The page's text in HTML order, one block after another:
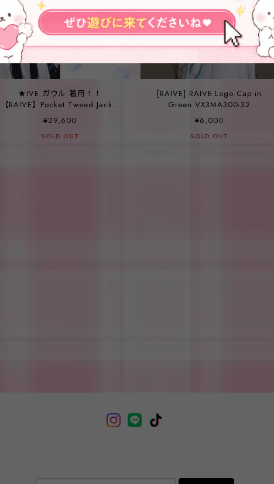
★IVE ガウル 着用！！
【RAIVE】Pocket Tweed Jacket
in O/White
¥29,600
SOLD OUT
[RAIVE] RAIVE Logo Cap in
Green VX3MA300-32
¥6,000
SOLD OUT